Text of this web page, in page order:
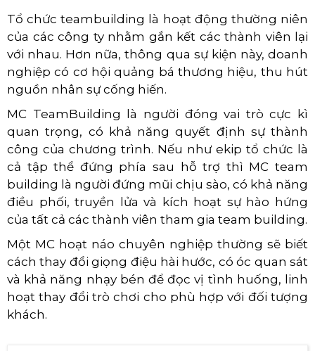
Tổ chức teambuilding là hoạt động thường niên
của các công ty nhằm gắn kết các thành viên lại
với nhau. Hơn nữa, thông qua sự kiện này, doanh
nghiệp có cơ hội quảng bá thương hiệu, thu hút
nguồn nhân sự cống hiến.
MC TeamBuilding là người đóng vai trò cực kì
quan trọng, có khả năng quyết định sự thành
công của chương trình. Nếu như ekip tổ chức là
cả tập thể đứng phía sau hỗ trợ thì MC team
building là người đứng mũi chịu sào, có khả năng
điều phối, truyền lửa và kích hoạt sự hào hứng
của tất cả các thành viên tham gia team building.
Một MC hoạt náo chuyên nghiệp thường sẽ biết
cách thay đổi giọng điệu hài hước, có óc quan sát
và khả năng nhạy bén để đọc vị tình huống, linh
hoạt thay đổi trò chơi cho phù hợp với đối tượng
khách.